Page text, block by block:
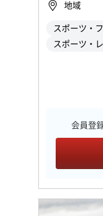
地域
スポーツ・
スポーツ・
会員登